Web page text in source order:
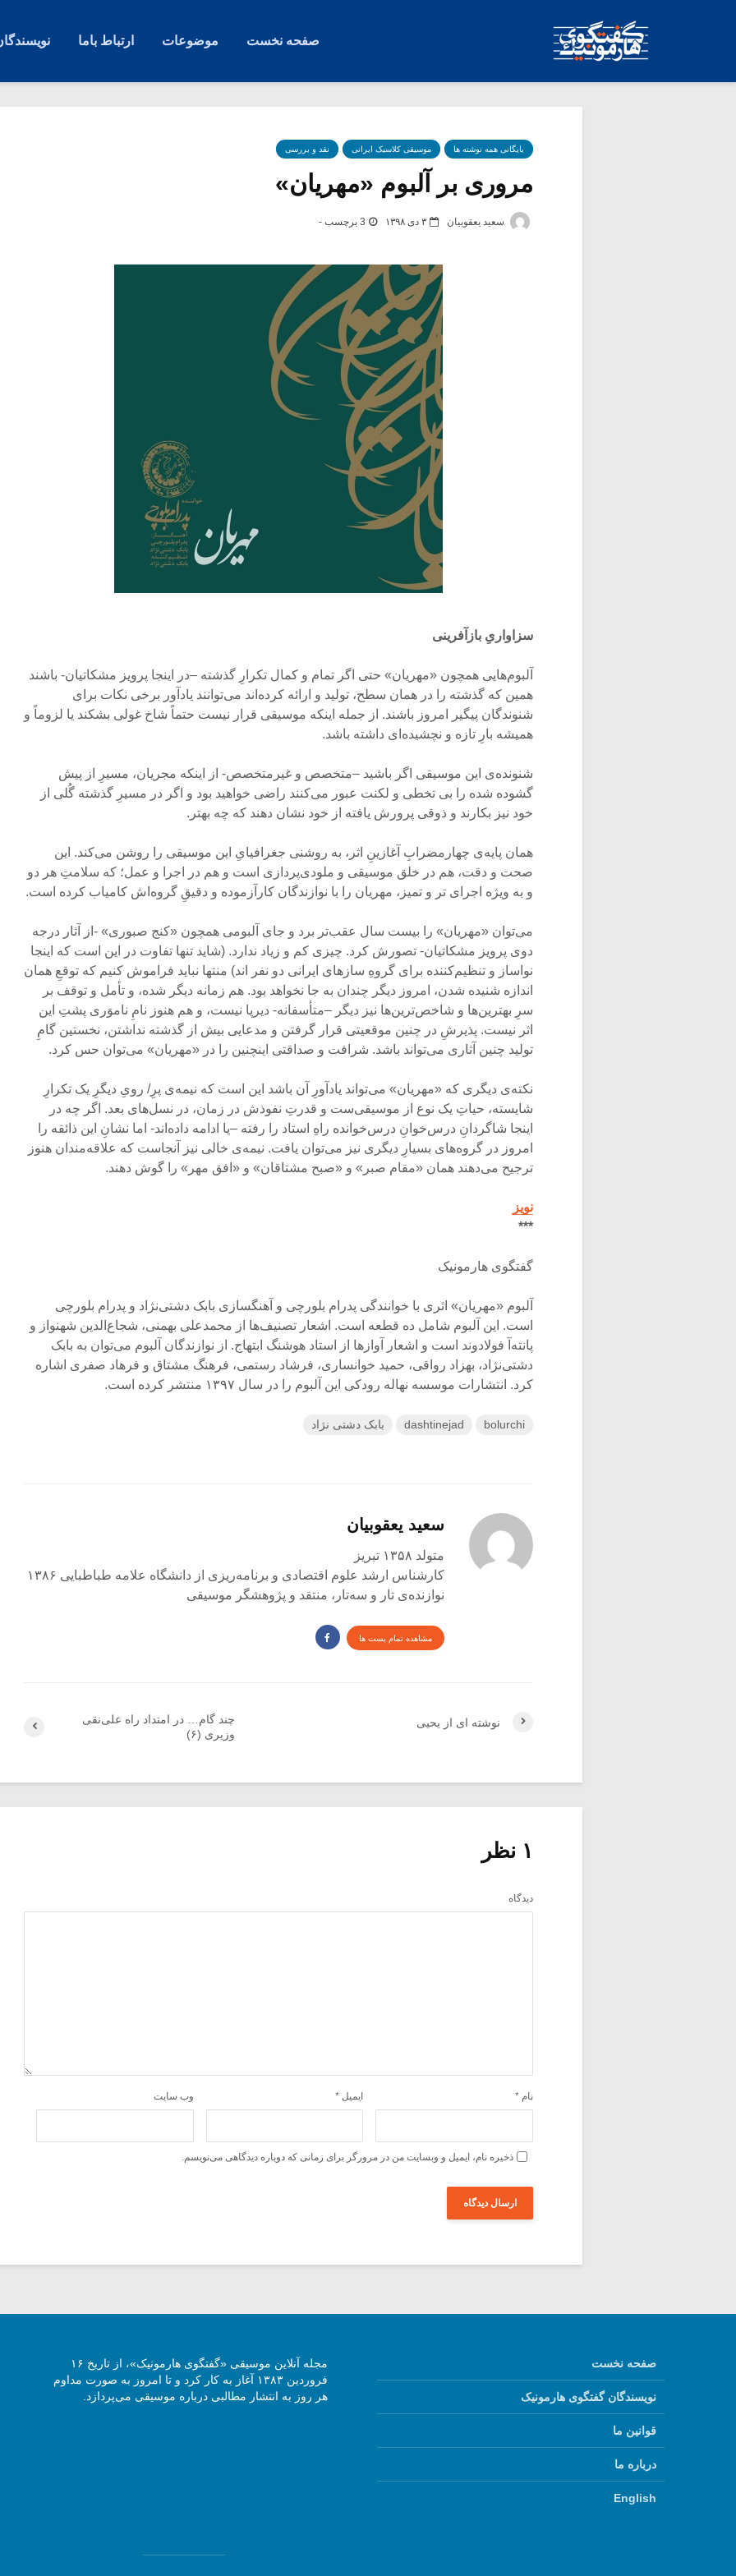
صفحه نخست موضوعات ارتباط باما
بایگانی همه نوشته ها موسیقی کلاسیک ایرانی نقد و بررسی
مروری بر آلبوم «مهریان»
سعید یعقوبیان ۳ دی ۱۳۹۸ 3 برچسب -
سزاواریِ بازآفرینی
آلبوم‌هایی همچون «مهریان» حتی اگر تمام و کمال تکرارِ گذشته –در اینجا پرویز مشکاتیان- باشند
همین که گذشته را در همان سطح، تولید و ارائه کرده‌اند می‌توانند یادآور برخی نکات برای
شنوندگان پیگیر امروز باشند. از جمله اینکه موسیقی قرار نیست حتماً شاخ غولی بشکند یا لزوماً و
همیشه بارِ تازه‌ و نچشیده‌ای داشته باشد.
شنونده‌ی این موسیقی اگر باشید –متخصص و غیرمتخصص- از اینکه مجریان، مسیرِ از پیش
گشوده شده را بی تخطی و لکنت عبور می‌کنند راضی خواهید بود و اگر در مسیرِ گذشته گُلی از
خود نیز بکارند و ذوقی پرورش یافته از خود نشان دهند که چه بهتر.
همان پایه‌ی چهارمضرابِ آغازینِ اثر، به روشنی جغرافیایِ این موسیقی را روشن می‌کند. این
صحت و دقت، هم در خلق موسیقی و ملودی‌پردازی ا‌ست و هم در اجرا و عمل؛ که سلامتِ هر دو
و به ویژه اجرای تر و تمیز، مهریان را با نوازندگان کارآزموده و دقیقِ گروه‌اش کامیاب کرده است.
می‌توان «مهریان» را بیست سال عقب‌تر برد و جای آلبومی همچون «کنج صبوری» -از آثار درجه
دوی پرویز مشکاتیان- تصورش کرد. چیزی کم و زیاد ندارد. (شاید تنها تفاوت در این است که اینجا
نواساز و تنظیم‌کننده برای گروهِ سازهای ایرانی دو نفر اند) منتها نباید فراموش کنیم که توقعِ همان
اندازه شنیده شدن، امروز دیگر چندان به جا نخواهد بود. هم زمانه دیگر شده، و تأمل و توقف بر
سرِ بهترین‌ها و شاخص‌ترین‌ها نیز دیگر –متأسفانه- دیرپا نیست، و هم هنوز نامِ ناموَری پشتِ این
اثر نیست. پذیرشِ در چنین موقعیتی قرار گرفتن و مدعایی بیش از گذشته نداشتن، نخستین گامِ
تولید چنین آثاری می‌تواند باشد. شرافت و صداقتی اینچنین را در «مهریان» می‌توان حس کرد.
نکته‌ی دیگری که «مهریان» می‌تواند یادآورِ آن باشد این است که نیمه‌ی پرِ/ رویِ دیگرِ یک تکرارِ
شایسته، حیاتِ یک نوع از موسیقی‌ست و قدرتِ نفوذش در زمان، در نسل‌های بعد. اگر چه در
اینجا شاگردانِ درس‌خوانِ درس‌خوانده راهِ استاد را رفته –یا ادامه داده‌اند- اما نشانِ این ذائقه را
امروز در گروه‌های بسیارِ دیگری نیز می‌توان یافت. نیمه‌ی خالی نیز آنجاست که علاقه‌مندان هنوز
ترجیح می‌دهند همان «مقام صبر» و «صبح مشتاقان» و «افق مهر» را گوش دهند.
نویز
***
گفتگوی هارمونیک
آلبوم «مهریان» اثری با خوانندگی پدرام بلورچی و آهنگسازی بابک دشتی‌نژاد و پدرام بلورچی
است. این آلبوم شامل ده قطعه است. اشعار تصنیف‌ها از محمدعلی بهمنی، شجاع‌الدین شهنواز و
پانته‌آ فولادوند است و اشعار آوازها از استاد هوشنگ ابتهاج. از نوازندگان آلبوم می‌توان به بابک
دشتی‌نژاد، بهزاد رواقی، حمید خوانساری، فرشاد رستمی، فرهنگ مشتاق و فرهاد صفری اشاره
کرد. انتشارات موسسه نهاله رودکی این آلبوم را در سال ۱۳۹۷ منتشر کرده است.
bolurchi
dashtinejad بابک دشتی‌ نژاد
سعید یعقوبیان
متولد ۱۳۵۸ تبریز
کارشناس ارشد علوم اقتصادی و برنامه‌ریزی از دانشگاه علامه طباطبایی ۱۳۸۶
نوازنده‌ی تار و سه‌تار، منتقد و پژوهشگر موسیقی
مشاهده تمام پست ها
چند گام… در امتداد راه علی‌نقی
وزیری (۶)
نوشته ای از یحیی
۱ نظر
دیدگاه
نام * ایمیل * وب‌ سایت
ذخیره نام، ایمیل و وبسایت من در مرورگر برای زمانی که دوباره دیدگاهی می‌نویسم.
صفحه نخست
نویسندگان گفتگوی هارمونیک
قوانین ما
درباره ما
English
مجله آنلاین موسیقی «گفتگوی هارمونیک»، از تاریخ ۱۶
فروردین ۱۳۸۳ آغاز به کار کرد و تا امروز به صورت مداوم
هر روز به انتشار مطالبی درباره موسیقی می‌پردازد.